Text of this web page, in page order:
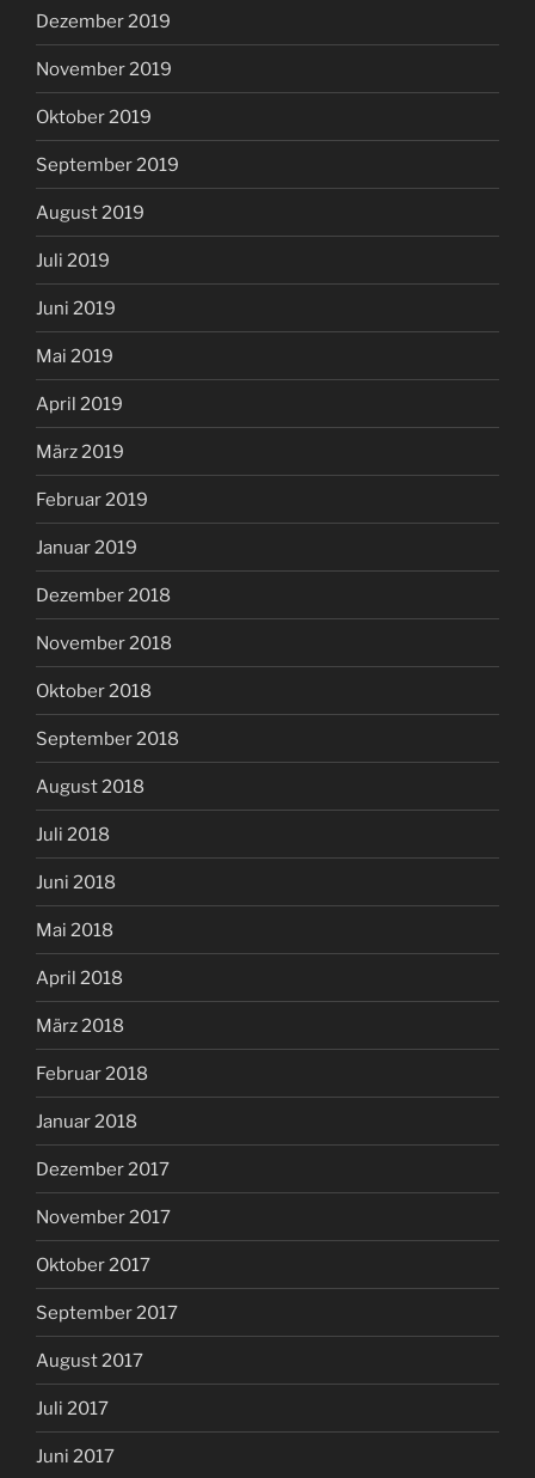
Dezember 2019
November 2019
Oktober 2019
September 2019
August 2019
Juli 2019
Juni 2019
Mai 2019
April 2019
März 2019
Februar 2019
Januar 2019
Dezember 2018
November 2018
Oktober 2018
September 2018
August 2018
Juli 2018
Juni 2018
Mai 2018
April 2018
März 2018
Februar 2018
Januar 2018
Dezember 2017
November 2017
Oktober 2017
September 2017
August 2017
Juli 2017
Juni 2017